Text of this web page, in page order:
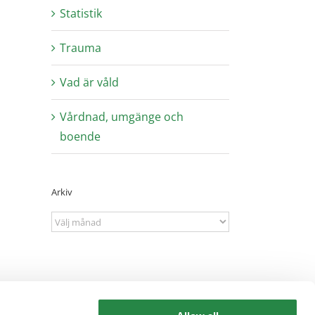
Statistik
Trauma
Vad är våld
Vårdnad, umgänge och
boende
Arkiv
Arkiv